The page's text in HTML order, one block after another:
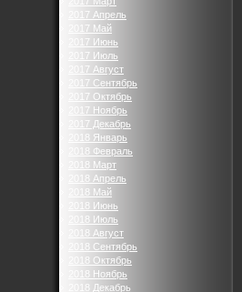
2017 Апрель
2017 Май
2017 Июнь
2017 Июль
2017 Август
2017 Сентябрь
2017 Октябрь
2017 Ноябрь
2017 Декабрь
2018 Январь
2018 Февраль
2018 Март
2018 Апрель
2018 Май
2018 Июнь
2018 Июль
2018 Август
2018 Сентябрь
2018 Октябрь
2018 Ноябрь
2018 Декабрь